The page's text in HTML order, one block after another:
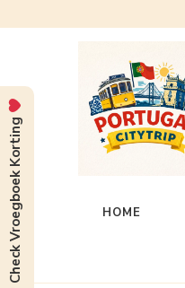
HOME
Check Vroegboek Korting